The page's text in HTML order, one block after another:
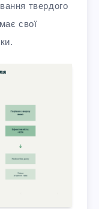
твердого
свої